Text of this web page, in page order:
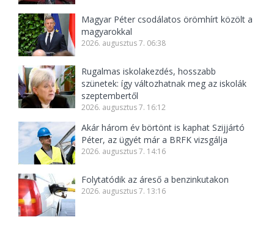
Magyar Péter csodálatos örömhírt közölt a
magyarokkal
2026. augusztus 7. 06:38
Rugalmas iskolakezdés, hosszabb
szünetek: így változhatnak meg az iskolák
szeptembertől
2026. augusztus 7. 16:12
Akár három év börtönt is kaphat Szijjártó
Péter, az ügyét már a BRFK vizsgálja
2026. augusztus 7. 14:16
Folytatódik az áreső a benzinkutakon
2026. augusztus 7. 13:16